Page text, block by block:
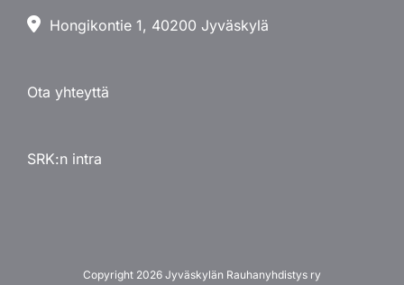
Hongikontie 1, 40200 Jyväskylä
Ota yhteyttä
SRK:n intra
Copyright 2026 Jyväskylän Rauhanyhdistys ry